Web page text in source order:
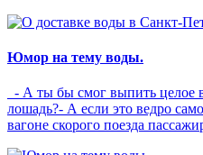
Юмор на тему воды.
- А ты бы смог выпить целое
лошадь?- А если это ведро
вагоне скорого поезда